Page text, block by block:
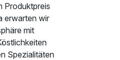
Produktpreis
erwarten wir
mit
Spezialitäten